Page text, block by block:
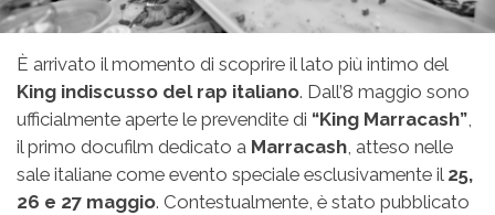
È arrivato il momento di scoprire il lato più intimo del
King indiscusso del rap italiano. Dall’8 maggio sono
ufficialmente aperte le prevendite di “King Marracash”
il primo docufilm dedicato a Marracash , atteso nelle
sale italiane come evento speciale esclusivamente il 25,
26 e 27 maggio. Contestualmente, è stato pubblicato